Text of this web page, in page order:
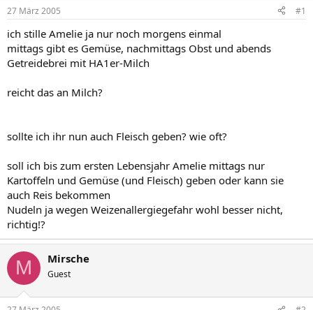
e
r
t
a
m
27 März 2005 #1
ich stille Amelie ja nur noch morgens einmal
mittags gibt es Gemüse, nachmittags Obst und abends
Getreidebrei mit HA1er-Milch
reicht das an Milch?
sollte ich ihr nun auch Fleisch geben? wie oft?
soll ich bis zum ersten Lebensjahr Amelie mittags nur
Kartoffeln und Gemüse (und Fleisch) geben oder kann sie
auch Reis bekommen
Nudeln ja wegen Weizenallergiegefahr wohl besser nicht,
richtig!?
M Mirsche
Guest